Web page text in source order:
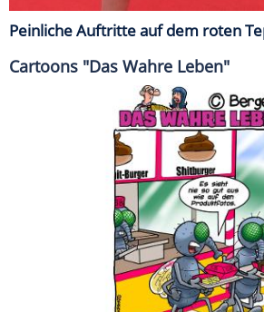
Peinliche Auftritte auf dem roten
Cartoons "Das Wahre Leben"